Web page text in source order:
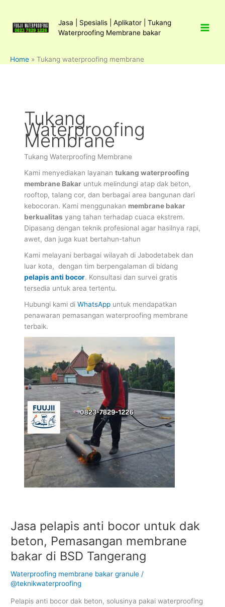
konten
Jasa | Spesialis | Aplikator | Tukang
Waterproofing Membrane bakar
Home » Tukang waterproofing membrane
Tukang
Waterproofing
Membrane
Tukang Waterproofing Membrane
Kami menyediakan layanantukang waterproofing
membrane Bakar untuk melindungi atap dak beton,
rooftop, talang cor, dan berbagai area bangunan dari
kebocoran. Kami menggunakan membrane bakar
berkualitas yang tahan terhadap cuaca ekstrem.
Dipasang dengan teknik profesional agar hasilnya rapi,
awet, dan juga kuat bertahun-tahun
Kami melayani berbagai wilayah di Jabodetabek dan
luar kota, dengan tim berpengalaman di bidang
pelapis anti bocor. Konsultasi dan survei gratis
tersedia untuk area tertentu.
Hubungi kami diWhatsApp untuk mendapatkan
penawaran pemasangan waterproofing membrane
terbaik.
Jasa pelapis anti bocor untuk dak
beton, Pemasangan membrane
bakar di BSD Tangerang
Waterproofing membrane bakar granule /
@teknikwaterproofing
Pelapis anti bocor dak beton, solusinya pakai waterproofing
Jasa
pelapis
anti
bocor
dak
beton,
Pemasangan